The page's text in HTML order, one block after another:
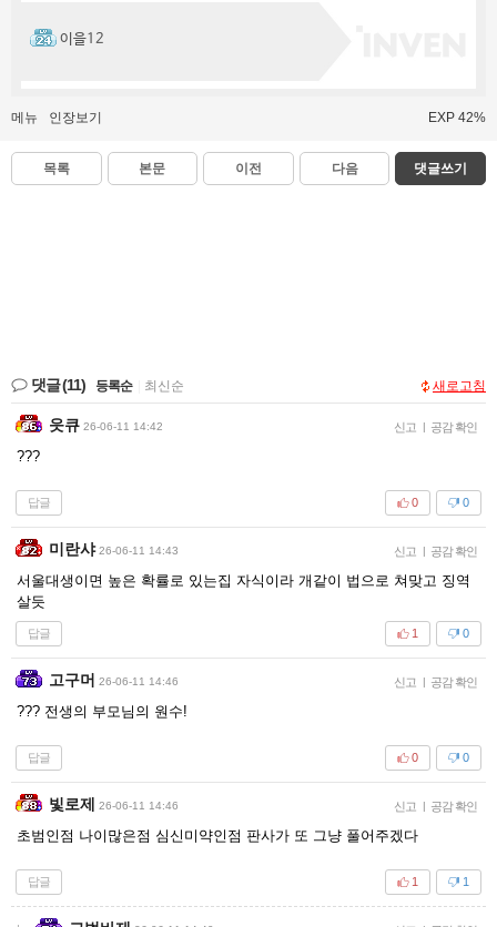
이을12
메뉴 인장보기 EXP 42%
목록 본문 이전 다음 댓글쓰기
댓글(11) 등록순 최신순 새로고침
읏큐 26-06-11 14:42 신고 | 공감 확인
???
답글 0
0
미란샤 26-06-11 14:43 신고 | 공감 확인
서울대생이면 높은 확률로 있는집 자식이라 개같이 법으로 쳐맞고 징역
살듯
답글 0
1
고구머 26-06-11 14:46 신고 | 공감 확인
??? 전생의 부모님의 원수!
답글 0
0
빛로제 26-06-11 14:46 신고 | 공감 확인
초범인점 나이많은점 심신미약인점 판사가 또 그냥 풀어주겠다
답글 1
1